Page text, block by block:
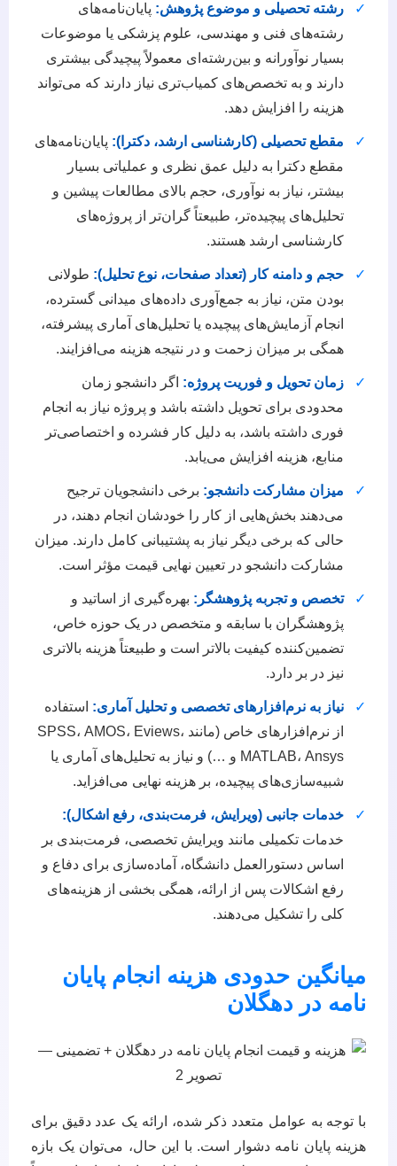
✓ رشته تحصیلی و موضوع پژوهش: پایان‌نامه‌های
رشته‌های فنی و مهندسی، علوم پزشکی یا موضوعات
بسیار نوآورانه و بین‌رشته‌ای معمولاً پیچیدگی بیشتری
دارند و به تخصص‌های کمیاب‌تری نیاز دارند که می‌تواند
هزینه را افزایش دهد.
✓ مقطع تحصیلی (کارشناسی ارشد، دکترا): پایان‌نامه‌های
مقطع دکترا به دلیل عمق نظری و عملیاتی بسیار
بیشتر، نیاز به نوآوری، حجم بالای مطالعات پیشین و
تحلیل‌های پیچیده‌تر، طبیعتاً گران‌تر از پروژه‌های
کارشناسی ارشد هستند.
✓ حجم و دامنه کار (تعداد صفحات، نوع تحلیل): طولانی
بودن متن، نیاز به جمع‌آوری داده‌های میدانی گسترده،
انجام آزمایش‌های پیچیده یا تحلیل‌های آماری پیشرفته،
همگی بر میزان زحمت و در نتیجه هزینه می‌افزایند.
✓ زمان تحویل و فوریت پروژه: اگر دانشجو زمان
محدودی برای تحویل داشته باشد و پروژه نیاز به انجام
فوری داشته باشد، به دلیل کار فشرده و اختصاصی‌تر
منابع، هزینه افزایش می‌یابد.
✓ میزان مشارکت دانشجو: برخی دانشجویان ترجیح
می‌دهند بخش‌هایی از کار را خودشان انجام دهند، در
حالی که برخی دیگر نیاز به پشتیبانی کامل دارند. میزان
مشارکت دانشجو در تعیین نهایی قیمت مؤثر است.
✓ تخصص و تجربه پژوهشگر: بهره‌گیری از اساتید و
پژوهشگران با سابقه و متخصص در یک حوزه خاص،
تضمین‌کننده کیفیت بالاتر است و طبیعتاً هزینه بالاتری
نیز در بر دارد.
✓ نیاز به نرم‌افزارهای تخصصی و تحلیل آماری: استفاده
از نرم‌افزارهای خاص (مانند SPSS، AMOS، Eviews،
MATLAB، Ansys و …) و نیاز به تحلیل‌های آماری یا
شبیه‌سازی‌های پیچیده، بر هزینه نهایی می‌افزاید.
✓
خدمات جانبی (ویرایش، فرمت‌بندی، رفع اشکال):
خدمات تکمیلی مانند ویرایش تخصصی، فرمت‌بندی بر
اساس دستورالعمل دانشگاه، آماده‌سازی برای دفاع و
رفع اشکالات پس از ارائه، همگی بخشی از هزینه‌های
کلی را تشکیل می‌دهند.
میانگین حدودی هزینه انجام پایان
نامه در دهگلان
با توجه به عوامل متعدد ذکر شده، ارائه یک عدد دقیق برای
هزینه پایان نامه دشوار است. با این حال، می‌توان یک بازه